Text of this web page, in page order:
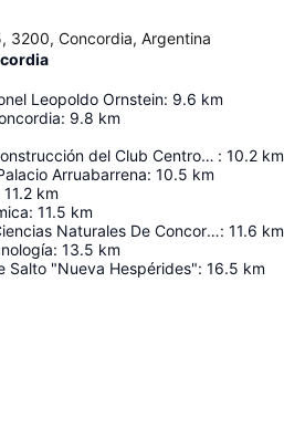
3200, Concordia, Argentina
Leopoldo Ornstein: 9.6 km
: 9.8 km
Estadio de baloncesto en construcción del Club Centro Exalumnos Capuchinos : 10.2 km
Arruabarrena: 10.5 km
11.2 km
: 11.5 km
Museo De Antropología Y Ciencias Naturales De Concordia: 11.6 km
: 13.5 km
Salto "Nueva Hespérides": 16.5 km